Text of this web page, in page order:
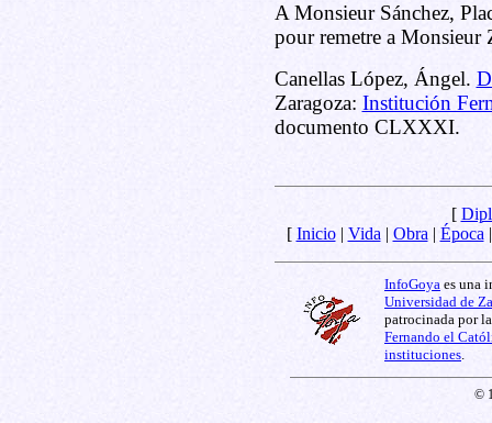
A Monsieur Sánchez,
pour remetre a Monsieur
Canellas López, Ángel.
Zaragoza: Institución
documento CLXXXI.
[
[ Inicio| Vida | Obra | Época
InfoGoya es una
Universidad de
patrocinada por
Fernando el
instituciones
©